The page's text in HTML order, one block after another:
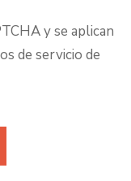
y se aplican
de servicio de